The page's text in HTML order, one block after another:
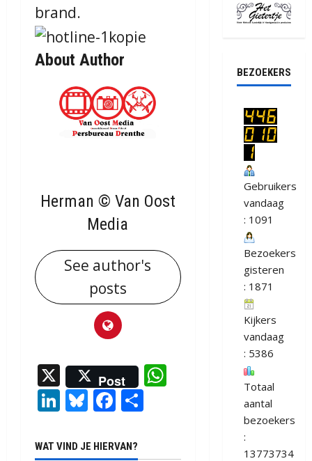
brand.
About Author
Herman © Van Oost
Media
See author's
posts
X Post
WhatsApp
LinkedIn
Bluesky
Facebook
WAT VIND JE HIERVAN?
BEZOEKERS
Gebruikers
vandaag
: 1091
Bezoekers
gisteren
: 1871
Kijkers
vandaag
: 5386
Totaal
aantal
bezoekers
:
13773734